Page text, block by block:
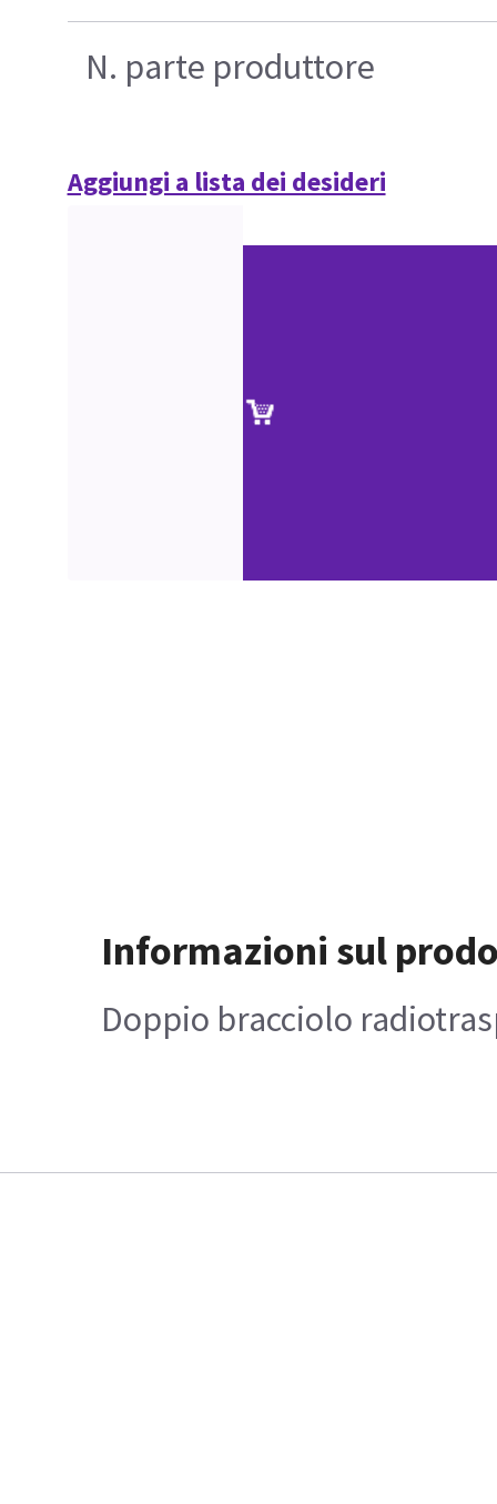
N. parte produttore
Aggiungi a lista dei desideri
Informazioni sul
Doppio bracciolo